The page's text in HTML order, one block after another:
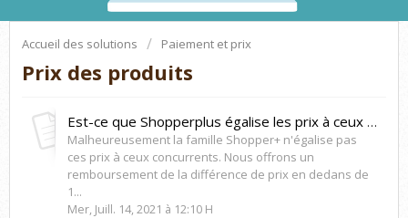
Accueil des solutions Paiement et prix
Prix des produits
Est-ce que Shopperplus égalise les prix à ceux concurrents?
Malheureusement la famille Shopper+ n'égalise pas
ces prix à ceux concurrents. Nous offrons un
remboursement de la différence de prix en dedans de
1...
Mer, Juill. 14, 2021 à 12:10 H